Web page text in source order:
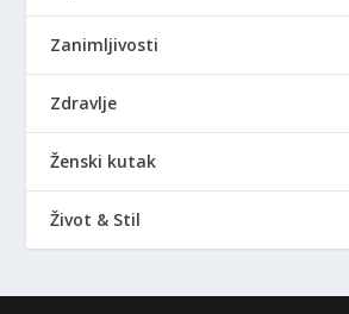
Zanimljivosti
Zdravlje
Ženski kutak
Život & Stil